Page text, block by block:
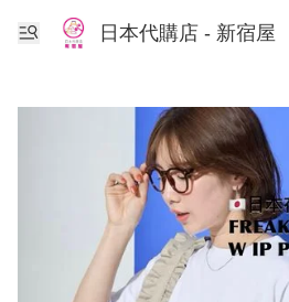
日本代購店 - 新宿屋